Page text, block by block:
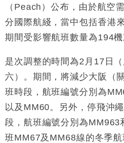
16:47
本地｜假冒內地執法人員
16:05
15:47
粦接任
15:11
財經｜韓股反覆波動收
13:44
財經｜內地7月美元計價
差達1125億美元
12:44
財經｜日本春季三度入市
日圓干預創新高
（Peach）公布，由於航空
分國際航綫，當中包括香港
期間受影響航班數量為194機
是次調整的時間為2月17日
六）。期間，將減少大阪（
班時段，航班編號分別為
以及MM60。另外，停飛沖
段，航班編號分別為MM963
班MM67及MM68線的冬季航